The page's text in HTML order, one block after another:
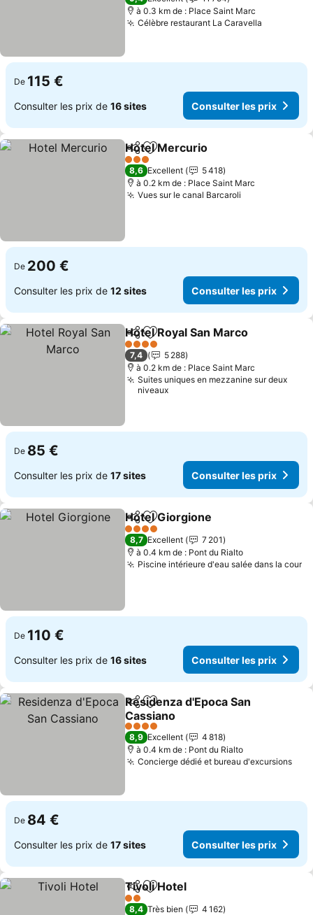
à 0.3 km de : Place Saint Marc
Célèbre restaurant La Caravella
De 115 €
Consulter les prix de 16 sites Consulter les prix
PartagerAjouter à mes favoris
Hotel Mercurio
3 Étoiles
8,6 Excellent
5 418
à 0.2 km de : Place Saint Marc
Vues sur le canal Barcaroli
De 200 €
Consulter les prix de 12 sites Consulter les prix
PartagerAjouter à mes favoris
Hotel Royal San Marco
4 Étoiles
7,4
5 288
à 0.2 km de : Place Saint Marc
Suites uniques en mezzanine sur deux
niveaux
De 85 €
Consulter les prix de 17 sites Consulter les prix
PartagerAjouter à mes favoris
Hotel Giorgione
4 Étoiles
8,7 Excellent
7 201
à 0.4 km de : Pont du Rialto
Piscine intérieure d'eau salée dans la cour
De 110 €
Consulter les prix de 16 sites Consulter les prix
PartagerAjouter à mes favoris
Residenza d'Epoca San
Cassiano
Consulter les prix
4 Étoiles
8,9 Excellent
4 818
à 0.4 km de : Pont du Rialto
Concierge dédié et bureau d'excursions
De 84 €
Consulter les prix de 17 sites Consulter les prix
PartagerAjouter à mes favoris
Tivoli Hotel
2 Étoiles
8,4 Très bien
4 162